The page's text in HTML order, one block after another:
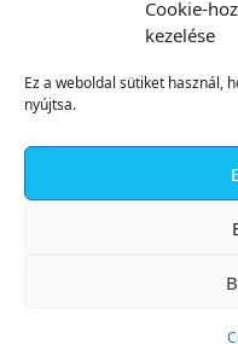
Cookie-
kezelése
Ez a weboldal sütiket használ,
nyújtsa.